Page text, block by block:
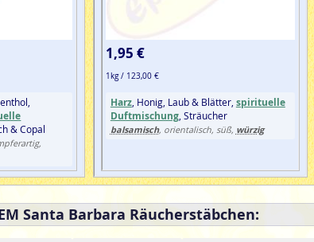
& Copal
1,95 €
1kg / 123,00 €
Harz, Honig, Laub & Blätter, spirituelle
Duftmischung, Sträucher
balsamisch, orientalisch, süß, würzig
Santa Barbara Räucherstäbchen: